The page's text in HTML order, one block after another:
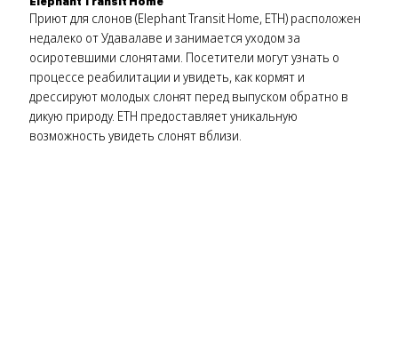
Приют для слонов (Elephant Transit Home, ETH) расположен
недалеко от Удавалаве и занимается уходом за
осиротевшими слонятами. Посетители могут узнать о
процессе реабилитации и увидеть, как кормят и
дрессируют молодых слонят перед выпуском обратно в
дикую природу. ETH предоставляет уникальную
возможность увидеть слонят вблизи.